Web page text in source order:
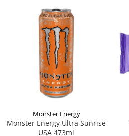
Monster Energy
Monster Energy Ultra Sunrise
USA 473ml